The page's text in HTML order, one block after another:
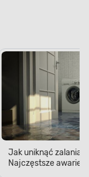
Jak uniknąć zalania
Najczęstsze awarie